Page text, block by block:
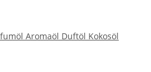
Aromaöl Duftöl Kokosöl